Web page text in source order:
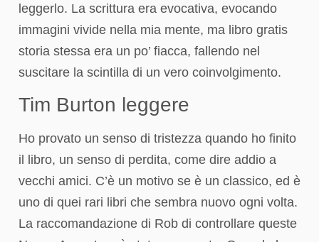
leggerlo. La scrittura era evocativa, evocando
immagini vivide nella mia mente, ma libro gratis
storia stessa era un po’ fiacca, fallendo nel
suscitare la scintilla di un vero coinvolgimento.
Tim Burton leggere
Ho provato un senso di tristezza quando ho finito
il libro, un senso di perdita, come dire addio a
vecchi amici. C’è un motivo se è un classico, ed è
uno di quei rari libri che sembra nuovo ogni volta.
La raccomandazione di Rob di controllare queste